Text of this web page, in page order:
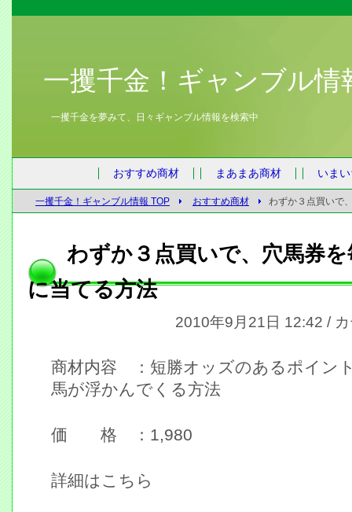
一攫千金！ギャンブル情
一攫千金を夢みて、日々ギャンブル情報を検索中
おすすめ商材 まあまあ商材 いま
一攫千金！ギャンブル情報 TOP おすすめ商材 わずか３点買いで
わずか３点買いで、穴馬券
に当てる方法
2010年9月21日 12:42 /
商材内容 ：短勝オッズのあるポイン
馬が浮かんでくる方法
価 格 ：1,980
詳細はこちら